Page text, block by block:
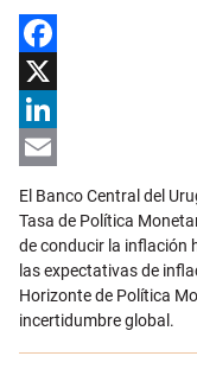
Facebook
X
LinkedIn
Email
El Banco Central del
Tasa de Política
de conducir la inflación
las expectativas de
Horizonte de Política
incertidumbre global.